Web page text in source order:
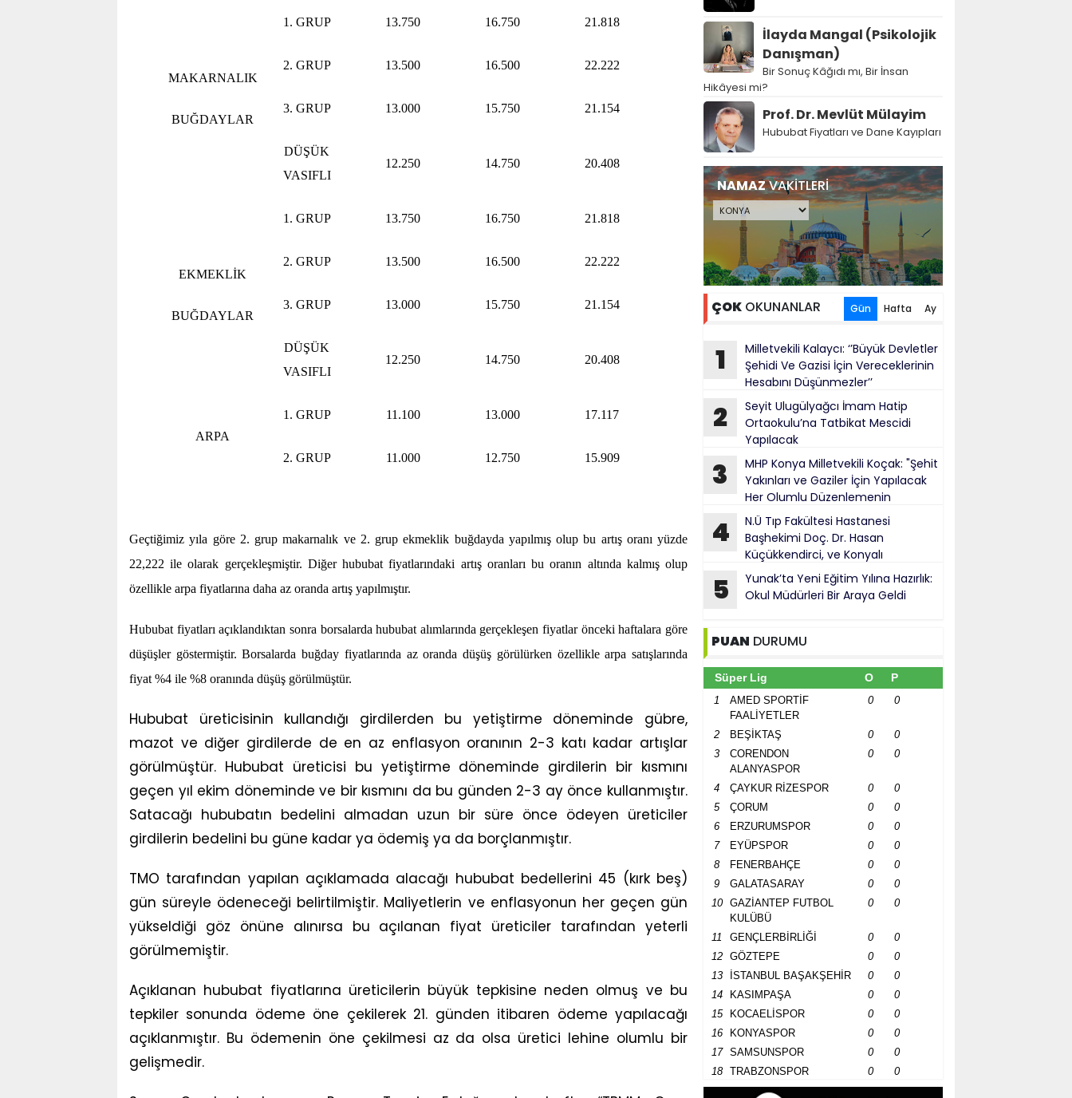
MAKARNALIK
BUĞDAYLAR
1. GRUP 13.750 16.750 21.818
2. GRUP 13.500 16.500 22.222
3. GRUP 13.000 15.750 21.154
DÜŞÜK
VASIFLI
12.250 14.750 20.408
EKMEKLİK
BUĞDAYLAR
1. GRUP 13.750 16.750 21.818
2. GRUP 13.500 16.500 22.222
3. GRUP 13.000 15.750 21.154
DÜŞÜK
VASIFLI
12.250 14.750 20.408
ARPA
1. GRUP 11.100 13.000 17.117
2. GRUP 11.000 12.750 15.909
Geçtiğimiz yıla göre 2. grup makarnalık ve 2. grup ekmeklik buğdayda yapılmış olup bu artış oranı yüzde
22,222 ile olarak gerçekleşmiştir. Diğer hububat fiyatlarındaki artış oranları bu oranın altında kalmış olup
özellikle arpa fiyatlarına daha az oranda artış yapılmıştır.
Hububat fiyatları açıklandıktan sonra borsalarda hububat alımlarında gerçekleşen fiyatlar önceki haftalara göre
düşüşler göstermiştir. Borsalarda buğday fiyatlarında az oranda düşüş görülürken özellikle arpa satışlarında
fiyat %4 ile %8 oranında düşüş görülmüştür.
Hububat üreticisinin kullandığı girdilerden bu yetiştirme döneminde gübre,
mazot ve diğer girdilerde de en az enflasyon oranının 2-3 katı kadar artışlar
görülmüştür. Hububat üreticisi bu yetiştirme döneminde girdilerin bir kısmını
geçen yıl ekim döneminde ve bir kısmını da bu günden 2-3 ay önce kullanmıştır.
Satacağı hububatın bedelini almadan uzun bir süre önce ödeyen üreticiler
girdilerin bedelini bu güne kadar ya ödemiş ya da borçlanmıştır.
TMO tarafından yapılan açıklamada alacağı hububat bedellerini 45 (kırk beş)
gün süreyle ödeneceği belirtilmiştir. Maliyetlerin ve enflasyonun her geçen gün
yükseldiği göz önüne alınırsa bu açılanan fiyat üreticiler tarafından yeterli
görülmemiştir.
Açıklanan hububat fiyatlarına üreticilerin büyük tepkisine neden olmuş ve bu
tepkiler sonunda ödeme öne çekilerek 21. günden itibaren ödeme yapılacağı
açıklanmıştır. Bu ödemenin öne çekilmesi az da olsa üretici lehine olumlu bir
gelişmedir.
İlayda Mangal (Psikolojik
Danışman)
Bir Sonuç Kâğıdı mı, Bir İnsan
Hikâyesi mi?
Prof. Dr. Mevlüt Mülayim
Hububat Fiyatları ve Dane Kayıpları
NAMAZVAKİTLERİ
ÇOK OKUNANLAR Gün Hafta Ay
1
Milletvekili Kalaycı: ‘’Büyük Devletler
Şehidi Ve Gazisi İçin Vereceklerinin
Hesabını Düşünmezler’’
2
Seyit Ulugülyağcı İmam Hatip
Ortaokulu’na Tatbikat Mescidi
Yapılacak
3
MHP Konya Milletvekili Koçak: "Şehit
Yakınları ve Gaziler İçin Yapılacak
Her Olumlu Düzenlemenin
Yanındayız"
4
N.Ü Tıp Fakültesi Hastanesi
Başhekimi Doç. Dr. Hasan
Küçükkendirci, ve Konyalı
bürokratlar, Konya Cumhuriyet Başsavcısı
Mehmet Uzun’a hayırlı olsun ziyareti
5
Yunak’ta Yeni Eğitim Yılına Hazırlık:
Okul Müdürleri Bir Araya Geldi
PUAN DURUMU
Süper Lig O P
1
AMED SPORTİF
FAALİYETLER
0 0
2 BEŞİKTAŞ 0
0
3
CORENDON
ALANYASPOR
0 0
4 ÇAYKUR RİZESPOR 0
0
5
ÇORUM 0
0
6
ERZURUMSPOR 0
0
7
EYÜPSPOR 0
0
8
FENERBAHÇE 0
0
9
GALATASARAY 0
0
10
GAZİANTEP FUTBOL
KULÜBÜ
0 0
11 GENÇLERBİRLİĞİ 0
0
12
GÖZTEPE 0
0
13
İSTANBUL BAŞAKŞEHİR 0
0
14
KASIMPAŞA 0
0
15
KOCAELİSPOR 0
0
16
KONYASPOR 0
0
17
SAMSUNSPOR 0
0
18
TRABZONSPOR 0 0